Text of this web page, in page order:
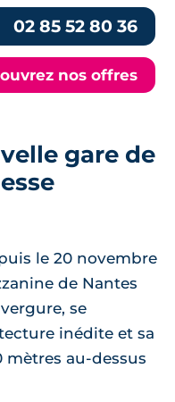
02 85 52 80 36
nos offres
gare de
le 20 novembre
de Nantes
se
inédite et sa
mètres au-dessus